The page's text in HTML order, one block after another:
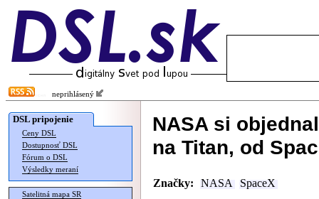
neprihlásený
DSL pripojenie
Ceny DSL
Dostupnosť DSL
Fórum o DSL
Výsledky meraní
Satelitná mapa SR
NASA si
na Titan, od
Značky: NASA SpaceX